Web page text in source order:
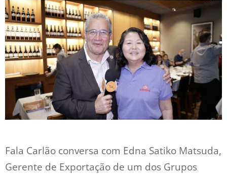
Fala Carlão conversa com Edna Satiko Matsuda,
Gerente de Exportação de um dos Grupos